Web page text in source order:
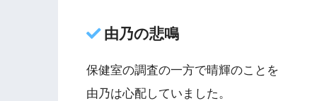
由乃の悲鳴
保健室の調査の一方で晴輝のことを
由乃は心配していました。